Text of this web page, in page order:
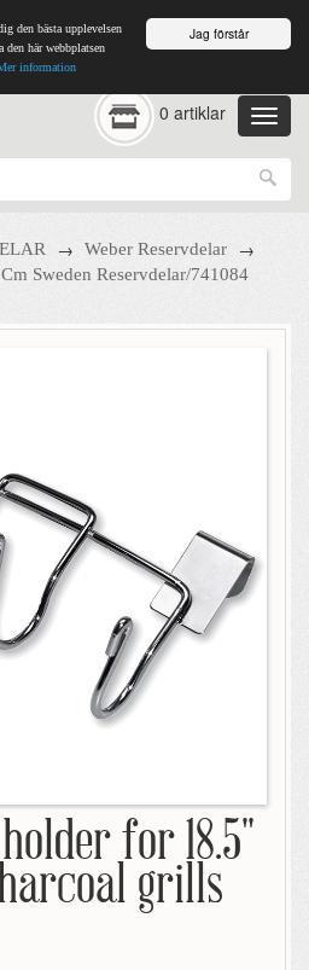
Jag förstår
den bästa upplevelsen
den här webbplatsen
information
0 artiklar
→ Weber Reservdelar →
Sweden Reservdelar/741084
for 18.5"
grills